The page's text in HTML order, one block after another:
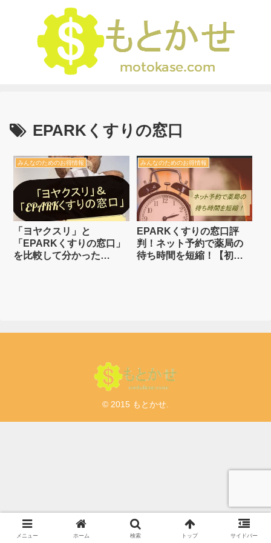
EPARKくすりの窓口
みんなのためのお得情報
「ヨヤクスリ」と
「EPARKくすりの窓口」
を比較して分かった
みんなのためのお得情報
EPARKくすりの窓口評
判！ネット予約で薬局の
待ち時間を短縮！【初回
© 2015 もとかせ.
メニュー ホーム 検索 トップ サイドバー